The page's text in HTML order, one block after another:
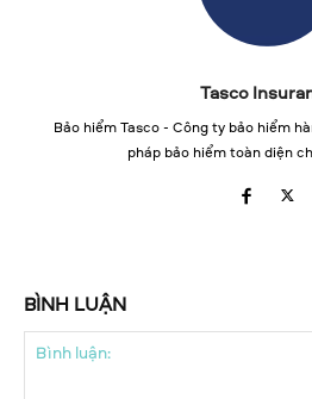
Tasco
Bảo hiểm Tasco - Công ty bảo hiểm
pháp bảo hiểm toàn diện
BÌNH LUẬN